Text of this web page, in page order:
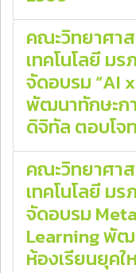
คณะวิทยาศา
เทคโนโลยี ม
จัดอบรม “AI
พัฒนาทักษะก
ดิจิทัล ตอบโจ
คณะวิทยาศา
เทคโนโลยี ม
จัดอบรม
Learning พั
ห้องเรียนยุคใ